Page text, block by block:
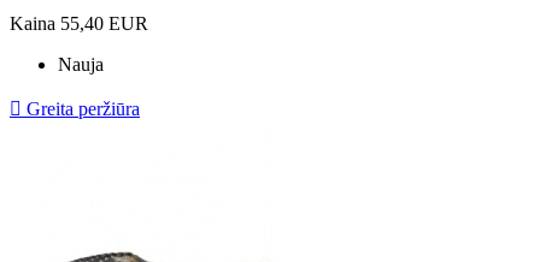
Kaina 55,40 EUR
Nauja
 Greita peržiūra